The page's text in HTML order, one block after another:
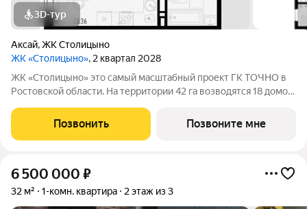
3D-тур
Аксай,ЖК Столицыно
ЖК «Столицыно», 2 квартал 2028
ЖК «Столицыно» это самый масштабный проект ГК ТОЧНО в
Ростовской области. На территории 42 га возводятся 18 домов
на 600 мест, медицинский центр, парк 8,4 га и фитнес-центр с
бассейном.
Позвонить Позвоните мне
6 500 000 ₽
32 м² 1-комн. квартира 2 этаж из 3